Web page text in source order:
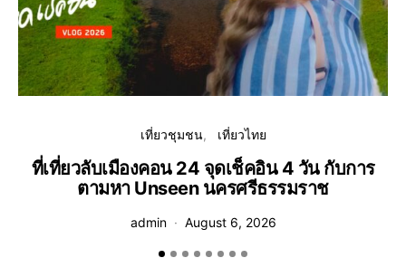
เที่ยวชุมชน เที่ยวไทย
ที่เที่ยวลับเมืองคอน 24 จุดเช็คอิน 4 วัน กับการ
ตามหา Unseen นครศรีธรรมราช
admin August 6, 2026